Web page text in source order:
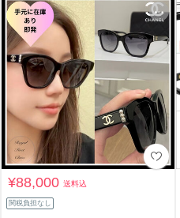
¥88,000送料込
関税負担なし